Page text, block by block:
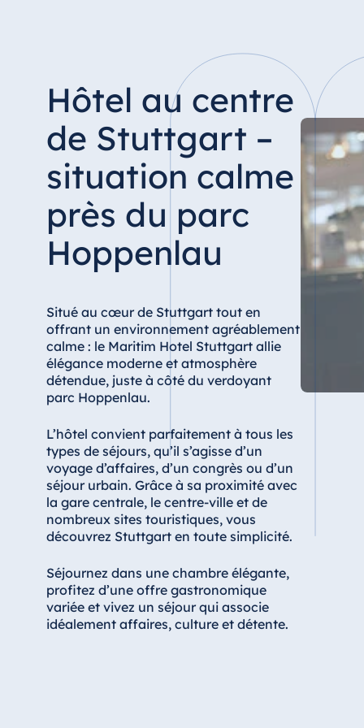
Hotel am Schlossgarten Fulda
Airport Hotel Hannover
Hotel Ingolstadt
Hotel Bellevue Kiel
Hotel Köln
Hotel Königswinter
Hotel Magdeburg
Hotel München
Hotel Stuttgart
TitiseeHotel Titisee-Neustadt
Strandhotel Travemünde
Hotel Ulm
Star-Apart Hansa Hotel Wiesbaden
Hotel Würzburg
Egypte
Jolie Ville Resort & Casino Sharm El
Sheikh
Albanie
Hotel Plaza Tirana
Hôtel au centre
de Stuttgart –
situation calme
près du parc
Hoppenlau
Situé au cœur de Stuttgart tout en
offrant un environnement agréablement
calme : le Maritim Hotel Stuttgart allie
élégance moderne et atmosphère
détendue, juste à côté du verdoyant
parc Hoppenlau.
L’hôtel convient parfaitement à tous les
types de séjours, qu’il s’agisse d’un
voyage d’affaires, d’un congrès ou d’un
séjour urbain. Grâce à sa proximité avec
la gare centrale, le centre-ville et de
nombreux sites touristiques, vous
découvrez Stuttgart en toute simplicité.
Séjournez dans une chambre élégante,
profitez d’une offre gastronomique
variée et vivez un séjour qui associe
idéalement affaires, culture et détente.